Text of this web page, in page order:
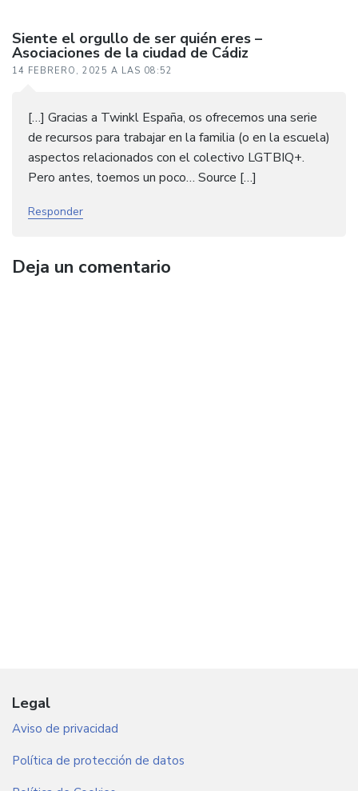
Siente el orgullo de ser quién eres –
Asociaciones de la ciudad de Cádiz
14 FEBRERO, 2025 A LAS 08:52
[…] Gracias a Twinkl España, os ofrecemos una serie
de recursos para trabajar en la familia (o en la escuela)
aspectos relacionados con el colectivo LGTBIQ+.
Pero antes, toemos un poco… Source […]
Responder
Deja un comentario
Legal
Aviso de privacidad
Política de protección de datos